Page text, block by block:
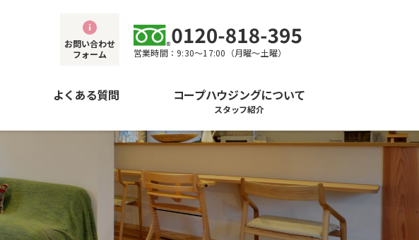
お問い合わせ
フォーム
営業時間：9:30〜17:00（月曜〜土曜）
よくある質問 コープハウジングについて
スタッフ紹介